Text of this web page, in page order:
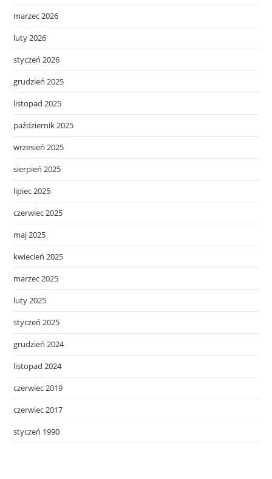
marzec 2026
luty 2026
styczeń 2026
grudzień 2025
listopad 2025
październik 2025
wrzesień 2025
sierpień 2025
lipiec 2025
czerwiec 2025
maj 2025
kwiecień 2025
marzec 2025
luty 2025
styczeń 2025
grudzień 2024
listopad 2024
czerwiec 2019
czerwiec 2017
styczeń 1990